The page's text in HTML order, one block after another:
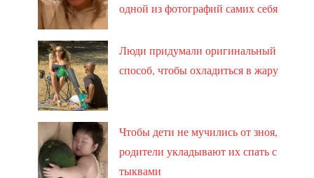
одной из фотографий самих себя
Люди придумали оригинальный
способ, чтобы охладиться в жару
Чтобы дети не мучились от зноя,
родители укладывают их спать с
тыквами